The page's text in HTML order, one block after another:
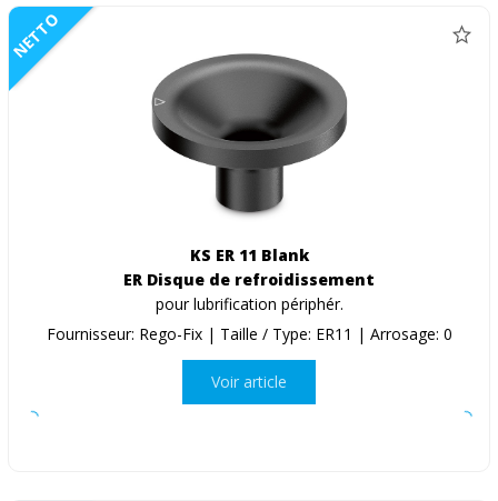
NETTO
KS ER 11 Blank
ER Disque de refroidissement
pour lubrification périphér.
Fournisseur: Rego-Fix | Taille / Type: ER11 | Arrosage: 0
Voir article